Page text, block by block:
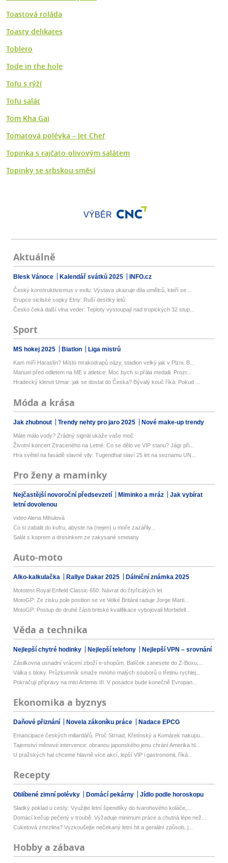
Toastová roláda
Toasty delikates
Toblero
Tode in the hole
Tofu s rýží
Tofu salát
Tom Kha Gai
Tomatová polévka – Jet Chef
Topinka s rajčato-olivovým salátem
Topinky se srbskou směsí
VÝBĚR
Aktuálně
Blesk Vánoce Kalendář svátků 2025 INFO.cz
Český konstruktivismus v exilu. Výstava ukazuje díla umělců, kteří se ...
Erupce sicilské sopky Etny: Ruší desítky letů
Česko čeká další vlna veder: Teploty vystoupají nad tropických 32 stup...
Sport
MS hokej 2025 Biatlon Liga mistrů
Kam míří Haraslín? Místo mrakodrapů oázy, stadion velký jak v Plzni. B...
Manuel před odletem na ME v atletice: Moc bych si přála medaili. Prozr...
Hradecký klenot Umar: jak se dostal do Česka? Bývalý kouč říká: Pokud ...
Móda a krása
Jak zhubnout Trendy nehty pro jaro 2025 Nové make-up trendy
Máte málo vody? Zrádný signál ukáže vaše moč
Životní koncert Ztraceného na Letné: Co se dělo ve VIP stanu? Jágr při...
Hra světel na fasádě slavné vily: Tugendhat slaví 25 let na seznamu UN...
Pro ženy a maminky
Nejčastější novoroční předsevzetí Miminko a mráz
Jak vybírat
letní dovolenou
video Alena Mihulová
Co si zabalit do kufru, abyste na (nejen) u moře zazářily...
Salát s koprem a dresinkem ze zakysané smetany
Auto-moto
Alko-kalkulačka Rallye Dakar 2025 Dálniční známka 2025
Mototest Royal Enfield Classic 650: Návrat do čtyřicátých let
MotoGP: Ze zisku pole position se ve Velké Británii raduje Jorge Marti...
MotoGP: Postup do druhé části britské kvalifikace vybojovali Morbidell...
Věda a technika
Nejlepší chytré hodinky Nejlepší telefony Nejlepší VPN – srovnání
Zásilkovna usnadní vrácení zboží e-shopům. Balíček zanesete do Z-Boxu,...
Válka s bloky. Průzkumník smaže mnoho malých souborů o třetinu rychlej...
Pokračují přípravy na misi Artemis III. V posádce bude konečně Evropan...
Ekonomika a byznys
Daňové přiznání Novela zákoníku práce Nadace EPCG
Emancipace českých miliardářů. Proč Strnad, Křetínský a Komárek nakupu...
Tajemství měnové intervence: obranou japonského jenu chrání Amerika hl...
U pražských hal chceme hlavně více akcí, lepší VIP i gastronomii, říká...
Recepty
Oblíbené zimní polévky Domácí pekárny Jídlo podle horoskopu
Sladký poklad u cesty: Využijte letní špendlíky do tvarohového koláče,...
Domácí kečup pečený v troubě: Vyžaduje minimum práce a chutná lépe než...
Cuketová zmrzlina? Vyzkoušejte nečekaný letní hit a geniální způsob, j...
Hobby a zábava